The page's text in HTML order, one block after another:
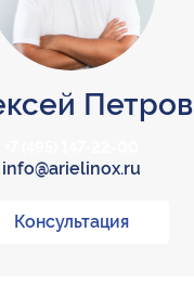
Петров
info@arielinox.ru
Консультация